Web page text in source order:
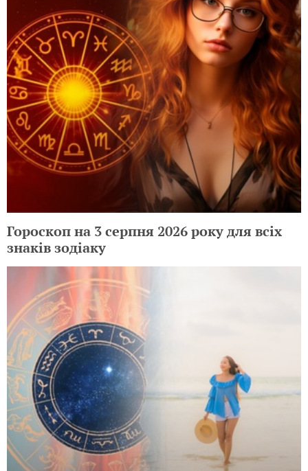
Гороскоп на 3 серпня 2026 року для всіх
знаків зодіаку